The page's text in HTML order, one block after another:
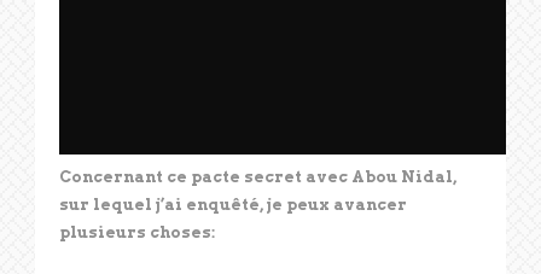
Concernant ce pacte secret avec Abou Nidal,
sur lequel j’ai enquêté, je peux avancer
plusieurs choses: